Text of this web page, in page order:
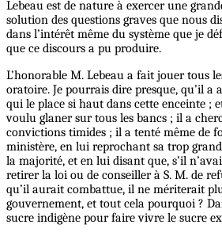
Lebeau est de nature à exercer une
solution des questions graves que nous
dans l’intérêt même du système que je
que ce discours a pu produire.
L’honorable M. Lebeau a fait jouer tous
oratoire. Je pourrais dire presque, qu’il a
qui le place si haut dans cette enceinte ;
voulu glaner sur tous les bancs ; il a
convictions timides ; il a tenté même de
ministère, en lui reprochant sa trop
la majorité, et en lui disant que, s’il
retirer la loi ou de conseiller à S. M. de
qu’il aurait combattue, il ne mériterait
gouvernement, et tout cela pourquoi ?
sucre indigène pour faire vivre le sucre